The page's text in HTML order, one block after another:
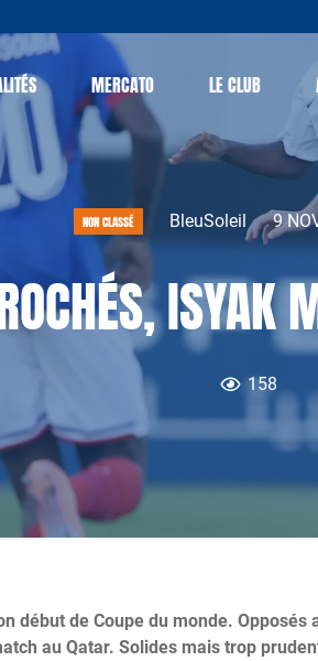
MERCATO LE CLUB
NON CLASSÉ BleuSoleil 9
ISYAK
158
début de Coupe du monde.
au Qatar. Solides mais trop